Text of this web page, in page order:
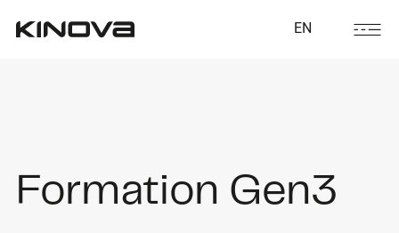
EN
Formation Gen3